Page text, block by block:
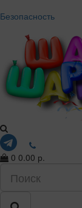
Безопасность
0 0.00 р.